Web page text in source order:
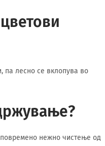
па лесно се вклопува во
нежно чистење од